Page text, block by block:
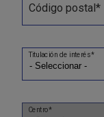
Código postal*
Titulación de interés*
Centro*